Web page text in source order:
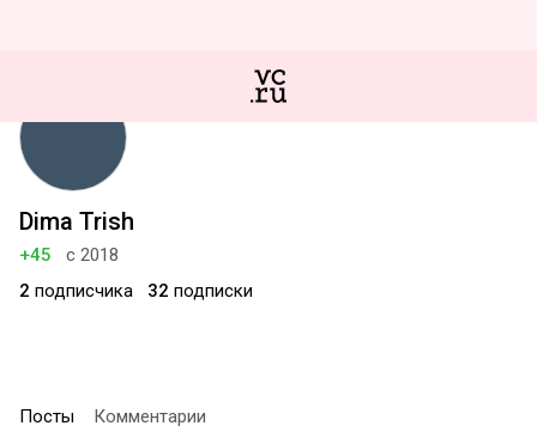
Dima Trish
+45
с 2018
2 подписчика 32 подписки
Посты Комментарии